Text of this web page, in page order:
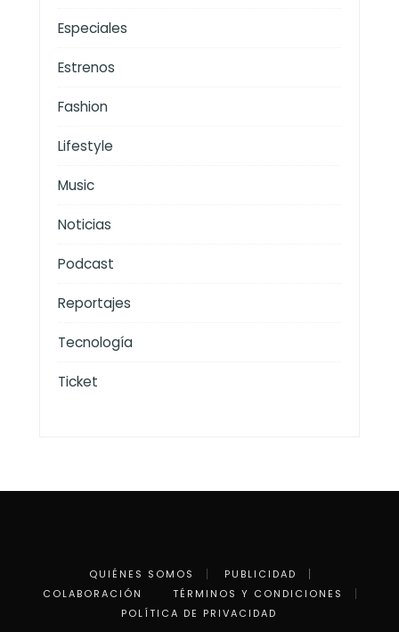
Especiales
Estrenos
Fashion
Lifestyle
Music
Noticias
Podcast
Reportajes
Tecnología
Ticket
QUIÉNES SOMOS
PUBLICIDAD
COLABORACIÓN
TÉRMINOS Y CONDICIONES
POLÍTICA DE PRIVACIDAD